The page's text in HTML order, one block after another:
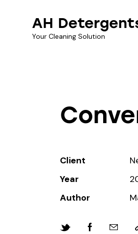
AH
Your Cleaning Solution
Client
Year
Author